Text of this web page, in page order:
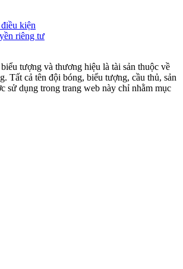
kiện
riêng tư
tượng và thương hiệu là tài sản thuộc về
Tất cả tên đội bóng, biểu tượng, cầu thủ, sản
sử dụng trong trang web này chỉ nhằm mục